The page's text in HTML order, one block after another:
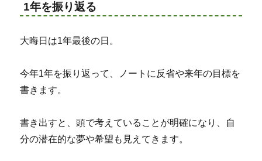
1年を振り返る
大晦日は1年最後の日。
今年1年を振り返って、ノートに反省や来年の目標を
書きます。
書き出すと、頭で考えていることが明確になり、自
分の潜在的な夢や希望も見えてきます。